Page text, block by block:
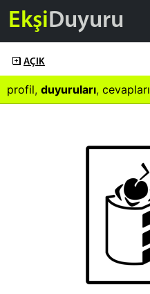
EkşiDuyuru
AÇIK
profil, duyuruları, cevapları